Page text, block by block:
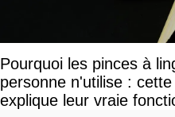
Pourquoi les pinces à
personne n'utilise :
explique leur vraie